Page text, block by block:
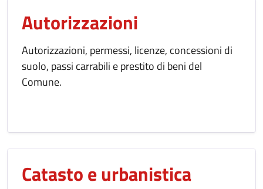
Autorizzazioni
Autorizzazioni, permessi, licenze, concessioni di
suolo, passi carrabili e prestito di beni del
Comune.
Catasto e urbanistica